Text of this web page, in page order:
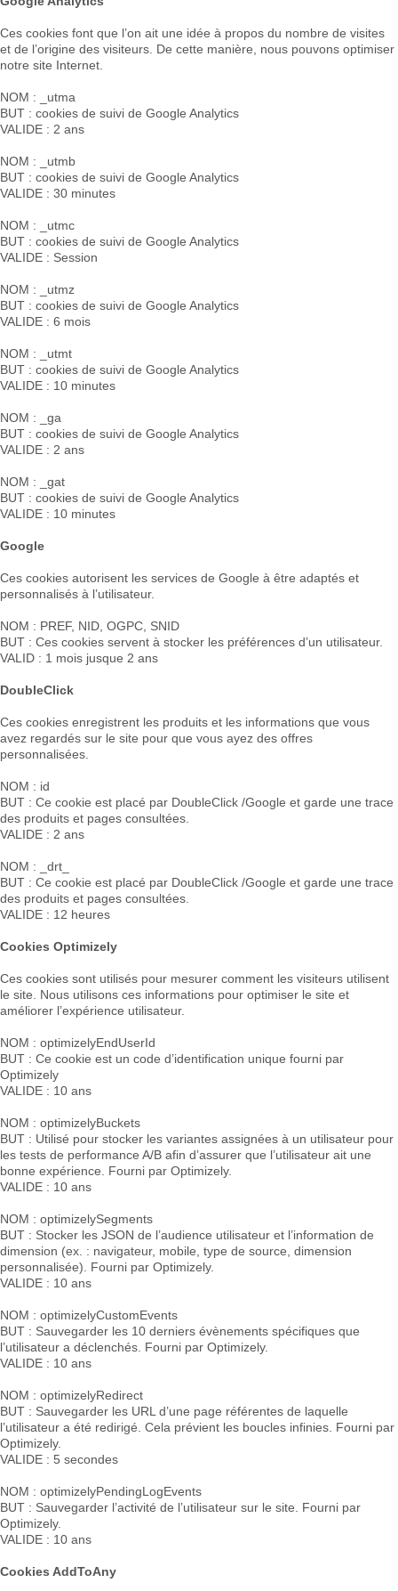
Ces cookies font que l’on ait une idée à propos du nombre de visites
et de l’origine des visiteurs. De cette manière, nous pouvons optimiser
notre site Internet.
NOM : _utma
BUT : cookies de suivi de Google Analytics
VALIDE : 2 ans
NOM : _utmb
BUT : cookies de suivi de Google Analytics
VALIDE : 30 minutes
NOM : _utmc
BUT : cookies de suivi de Google Analytics
VALIDE : Session
NOM : _utmz
BUT : cookies de suivi de Google Analytics
VALIDE : 6 mois
NOM : _utmt
BUT : cookies de suivi de Google Analytics
VALIDE : 10 minutes
NOM : _ga
BUT : cookies de suivi de Google Analytics
VALIDE : 2 ans
NOM : _gat
BUT : cookies de suivi de Google Analytics
VALIDE : 10 minutes
Google
Ces cookies autorisent les services de Google à être adaptés et
personnalisés à l’utilisateur.
NOM : PREF, NID, OGPC, SNID
BUT : Ces cookies servent à stocker les préférences d’un utilisateur.
VALID : 1 mois jusque 2 ans
DoubleClick
Ces cookies enregistrent les produits et les informations que vous
avez regardés sur le site pour que vous ayez des offres
personnalisées.
NOM : id
BUT : Ce cookie est placé par DoubleClick /Google et garde une trace
des produits et pages consultées.
VALIDE : 2 ans
NOM : _drt_
BUT : Ce cookie est placé par DoubleClick /Google et garde une trace
des produits et pages consultées.
VALIDE : 12 heures
Cookies Optimizely
Ces cookies sont utilisés pour mesurer comment les visiteurs utilisent
le site. Nous utilisons ces informations pour optimiser le site et
améliorer l’expérience utilisateur.
NOM : optimizelyEndUserId
BUT : Ce cookie est un code d’identification unique fourni par
Optimizely
VALIDE : 10 ans
NOM : optimizelyBuckets
BUT : Utilisé pour stocker les variantes assignées à un utilisateur pour
les tests de performance A/B afin d’assurer que l’utilisateur ait une
bonne expérience. Fourni par Optimizely.
VALIDE : 10 ans
NOM : optimizelySegments
BUT : Stocker les JSON de l’audience utilisateur et l’information de
dimension (ex. : navigateur, mobile, type de source, dimension
personnalisée). Fourni par Optimizely.
VALIDE : 10 ans
NOM : optimizelyCustomEvents
BUT : Sauvegarder les 10 derniers évènements spécifiques que
l’utilisateur a déclenchés. Fourni par Optimizely.
VALIDE : 10 ans
NOM : optimizelyRedirect
BUT : Sauvegarder les URL d’une page référentes de laquelle
l’utilisateur a été redirigé. Cela prévient les boucles infinies. Fourni par
Optimizely.
VALIDE : 5 secondes
NOM : optimizelyPendingLogEvents
BUT : Sauvegarder l’activité de l’utilisateur sur le site. Fourni par
Optimizely.
VALIDE : 10 ans
Cookies AddToAny